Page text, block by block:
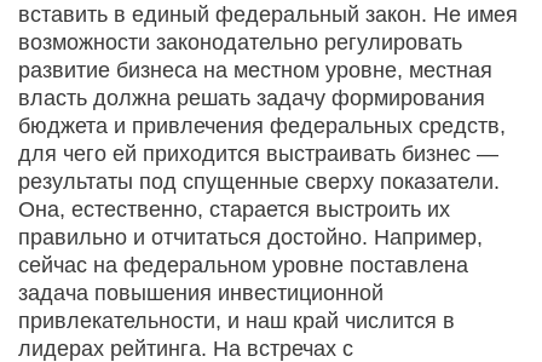
вставить в единый федеральный закон. Не имея
возможности законодательно регулировать
развитие бизнеса на местном уровне, местная
власть должна решать задачу формирования
бюджета и привлечения федеральных средств,
для чего ей приходится выстраивать бизнес —
результаты под спущенные сверху показатели.
Она, естественно, старается выстроить их
правильно и отчитаться достойно. Например,
сейчас на федеральном уровне поставлена
задача повышения инвестиционной
привлекательности, и наш край числится в
лидерах рейтинга. На встречах с